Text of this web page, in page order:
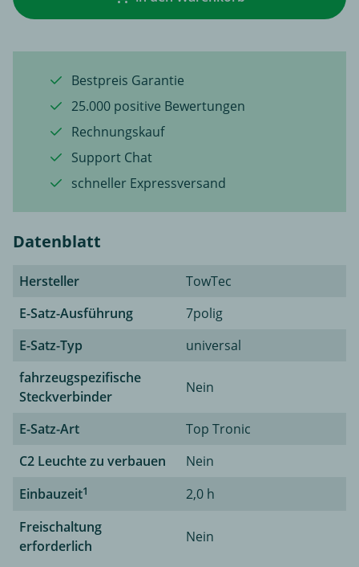
Bestpreis Garantie
25.000 positive Bewertungen
Rechnungskauf
Support Chat
schneller Expressversand
Datenblatt
Hersteller
TowTec
E-Satz-Ausführung
7polig
E-Satz-Typ
universal
fahrzeugspezifische
Steckverbinder
Nein
E-Satz-Art
Top Tronic
C2 Leuchte zu verbauen
Nein
Einbauzeit1
2,0 h
Freischaltung
erforderlich
Nein